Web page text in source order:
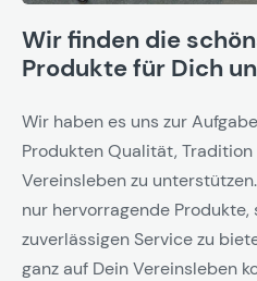
Wir finden die
Produkte für Dich
Wir haben es uns zur
Produkten Qualität,
Vereinsleben zu
nur hervorragende
zuverlässigen Service zu
ganz auf Dein Vereinsleben